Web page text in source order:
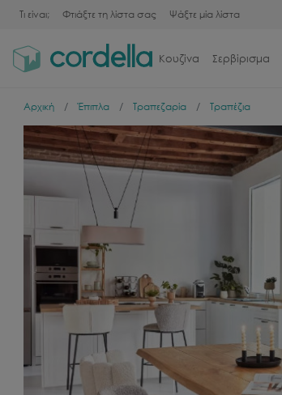
Τι είναι; Φτιάξτε τη λίστα σας Ψάξτε μία λίστα
Κουζίνα Σερβίρισμα
Αρχική Έπιπλα Τραπεζαρία Τραπέζια